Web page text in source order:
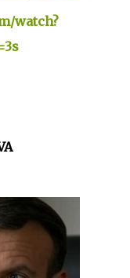
watch?